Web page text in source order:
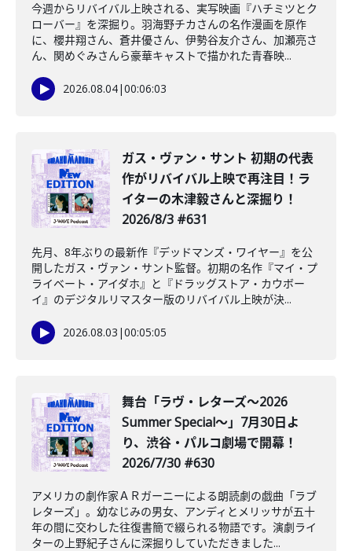
今週からリバイバル上映される、実写映画『ハチミツとク
ローバー』を深掘り。羽海野チカさんの名作漫画を原作
に、櫻井翔さん、蒼井優さん、伊勢谷友介さん、加瀬亮さ
ん、関めぐみさんら豪華キャストで描かれた青春映...
2026.08.04|00:06:03
ガス・ヴァン・サント 初期の代表
作がリバイバル上映で再注目！ラ
イターの木津毅さんと深掘り！
2026/8/3 #631
先月、8年ぶりの最新作『デッドマンズ・ワイヤー』を公
開したガス・ヴァン・サント監督。初期の名作『マイ・プ
ライベート・アイダホ』と『ドラッグストア・カウボー
イ』のデジタルリマスター版のリバイバル上映が決...
2026.08.03 |00:05:05
舞台「ラヴ・レターズ～2026
Summer Special～」7月30日よ
り、渋谷・パルコ劇場で開幕！
2026/7/30 #630
アメリカの劇作家ＡＲガーニーによる朗読劇の戯曲「ラブ
レターズ」。幼なじみの男女、アンディとメリッサが五十
年の間に交わした往復書簡で綴られる物語です。演劇ライ
ターの上野紀子さんに深掘りしていただきました...